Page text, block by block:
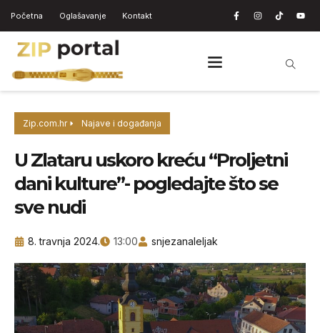
Početna Oglašavanje Kontakt
Zip.com.hr Najave i događanja
U Zlataru uskoro kreću “Proljetni
dani kulture”- pogledajte što se
sve nudi
8. travnja 2024. 13:00 snjezanaleljak